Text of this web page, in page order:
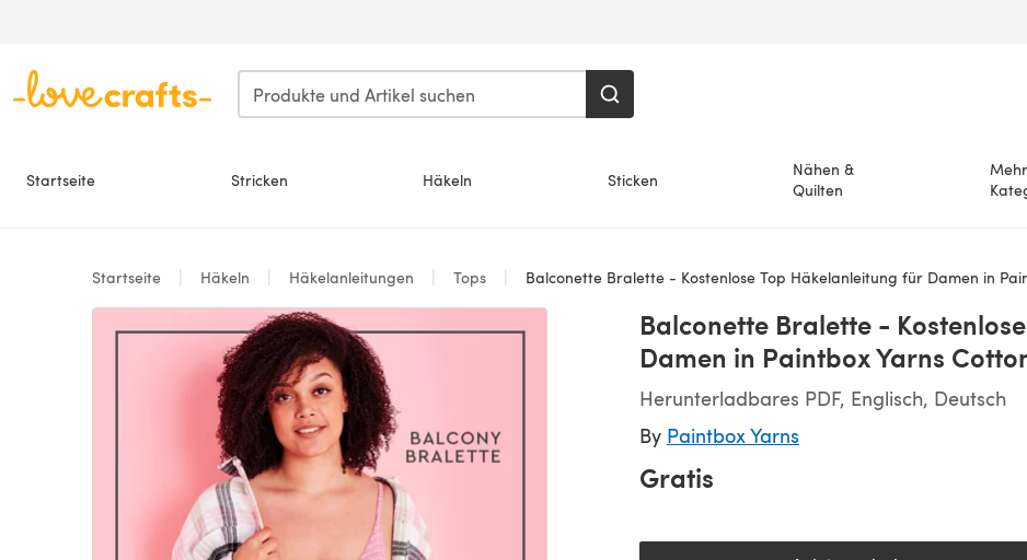
Startseite Stricken Häkeln Sticken
Nähen &
Quilten
Mehr
Startseite Häkeln Häkelanleitungen Tops Balconette Bralette - Kostenlose Top Häkelanleitung für Damen in Paintbox Yarns Cotton 4
Balconette Bralette -
Damen in Paintbox Yarns
Herunterladbares PDF, Englisch, Deutsch
By Paintbox Yarns
Gratis